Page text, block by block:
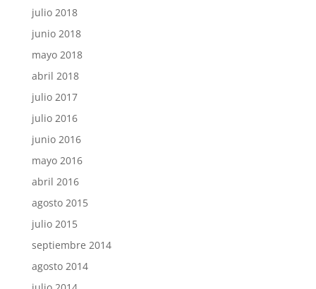
julio 2018
junio 2018
mayo 2018
abril 2018
julio 2017
julio 2016
junio 2016
mayo 2016
abril 2016
agosto 2015
julio 2015
septiembre 2014
agosto 2014